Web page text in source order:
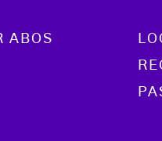
ABOS